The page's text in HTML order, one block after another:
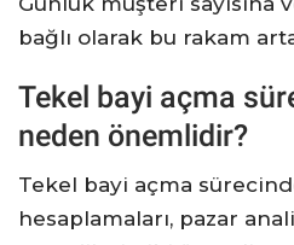
bağlı olarak bu rakam
Tekel bayi açma
neden önemlidir?
Tekel bayi açma
hesaplamaları, pazar